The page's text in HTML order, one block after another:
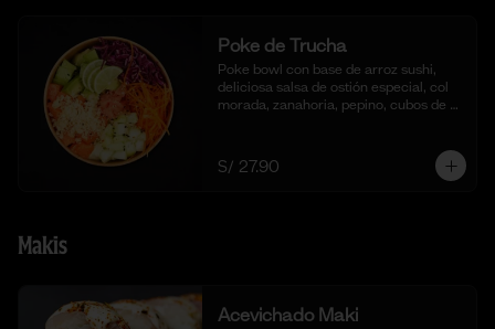
Poke de Trucha
Poke bowl con base de arroz sushi,
deliciosa salsa de ostión especial, col
morada, zanahoria, pepino, cubos de
S/ 27.90
Makis
Acevichado Maki